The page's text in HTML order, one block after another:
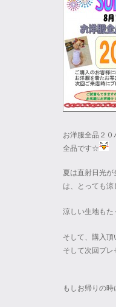
お洋服全品２
全品です☆
夏は直射日光
は、とっても涼
涼しい生地もた
そして、購入
そして次回プレ
もしお帰りの